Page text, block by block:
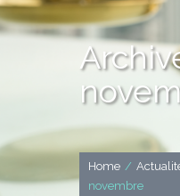
Home /
novembre